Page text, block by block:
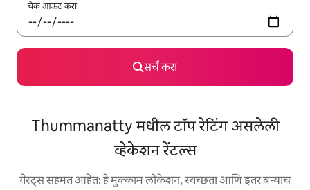
चेक आऊट करा
सर्च करा
Thummanatty मधील टॉप रेटिंग असलेली
व्हेकेशन रेंटल्स
गेस्ट्स सहमत आहेत: हे मुक्काम लोकेशन, स्वच्छता आणि इतर बऱ्याच